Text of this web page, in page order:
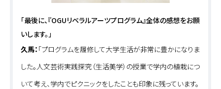
「最後に、『OGUリベラルアーツプログラム』全体の感想をお願
いします。」
久馬： 「プログラムを履修して大学生活が非常に豊かになりま
した。人文芸術実践探究（生活美学）の授業で学内の植栽につ
いて考え、学内でピクニックをしたことも印象に残っています。